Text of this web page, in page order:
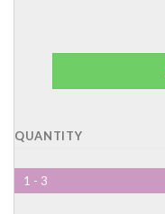
QUANTITY
1 - 3